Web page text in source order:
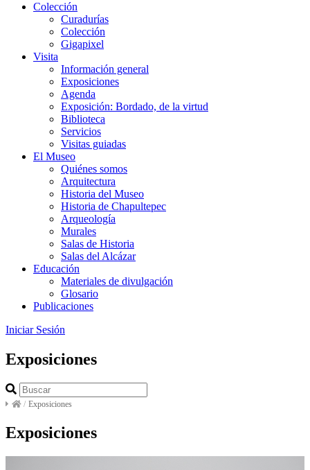
Colección
Curadurías
Colección
Gigapixel
Visita
Información general
Exposiciones
Agenda
Exposición: Bordado, de la virtud
Biblioteca
Servicios
Visitas guiadas
El Museo
Quiénes somos
Arquitectura
Historia del Museo
Historia de Chapultepec
Arqueología
Murales
Salas de Historia
Salas del Alcázar
Educación
Materiales de divulgación
Glosario
Publicaciones
Iniciar Sesión
Exposiciones
/ Exposiciones
Exposiciones